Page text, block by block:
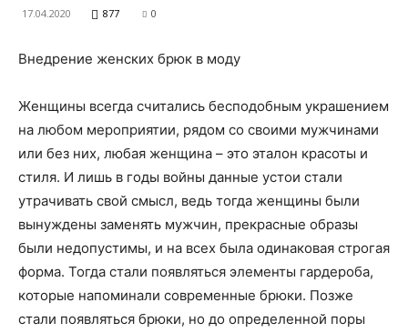
о
нем
17.04.2020 877 0
Внедрение женских брюк в моду
Женщины всегда считались бесподобным украшением
на любом мероприятии, рядом со своими мужчинами
или без них, любая женщина – это эталон красоты и
стиля. И лишь в годы войны данные устои стали
утрачивать свой смысл, ведь тогда женщины были
вынуждены заменять мужчин, прекрасные образы
были недопустимы, и на всех была одинаковая строгая
форма. Тогда стали появляться элементы гардероба,
которые напоминали современные брюки. Позже
стали появляться брюки, но до определенной поры